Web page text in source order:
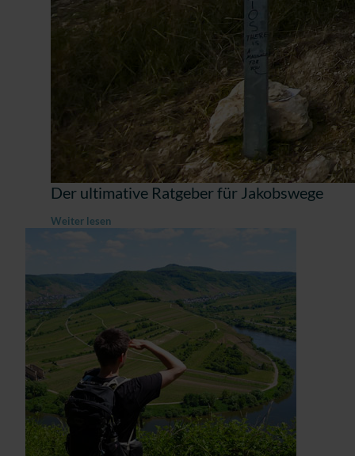
Der ultimative Ratgeber für Jakobswege
Weiter lesen